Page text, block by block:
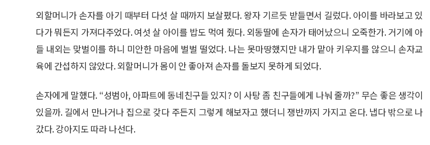
외할머니가 손자를 아기 때부터 다섯 살 때까지 보살폈다. 왕자 기르듯 받들면서 길렀다. 아이를 바라보고 있
다가 뭐든지 가져다주었다. 여섯 살 아이를 밥도 먹여 줬다. 외동딸에 손자가 태어났으니 오죽한가. 거기에 아
들 내외는 맞벌이를 하니 미안한 마음에 벌벌 떨었다. 나는 못마땅했지만 내가 맡아 키우지를 않으니 손자교
육에 간섭하지 않았다. 외할머니가 몸이 안 좋아져 손자를 돌보지 못하게 되었다.
손자에게 말했다. “성범아, 아파트에 동네친구들 있지? 이 사탕 좀 친구들에게 나눠 줄까?” 무슨 좋은 생각이
있을까. 길에서 만나거나 집으로 갖다 주든지 그렇게 해보자고 했더니 쟁반까지 가지고 온다. 냅다 밖으로 나
갔다. 강아지도 따라 나선다.